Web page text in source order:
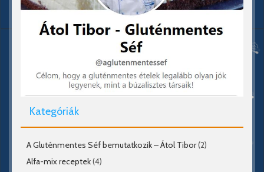
Kategóriák
A Gluténmentes Séf bemutatkozik – Átol Tibor(2)
Alfa-mix receptek(4)